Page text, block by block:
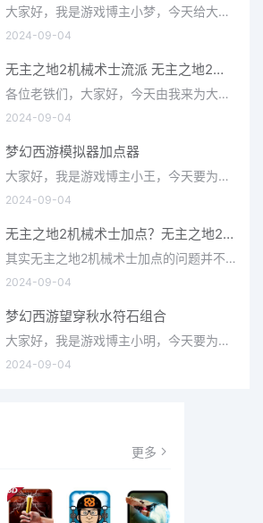
大家好，我是游戏博主小梦，今天给大家带来的是梦幻西游武器一览表。作为一款经典的国产MMORPG游戏，梦幻西游拥有
2024-09-04
无主之地2机械术士流派 无主之地2机械术士加点
各位老铁们，大家好，今天由我来为大家分享无主之地2机械术士流派，以及无主之地2机械术士加点的相关问题知识，希望
2024-09-04
梦幻西游模拟器加点器
大家好，我是游戏博主小王，今天要为大家介绍的是备受玩家关注的梦幻西游模拟器加点器。作为一款经典的仙侠类游
2024-09-04
无主之地2机械术士加点？无主之地2机械术士加点顺序
其实无主之地2机械术士加点的问题并不复杂，但是又很多的朋友都不太了解无主之地2机械术士加点顺序，因此呢，今天
2024-09-04
梦幻西游望穿秋水符石组合
大家好，我是游戏博主小明，今天要为大家介绍的是梦幻西游中备受关注的望穿秋水符石组合。这个组合在游戏中被称
2024-09-04
更多